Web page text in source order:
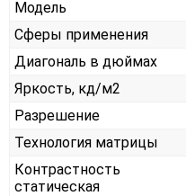
Модель
Сферы применения
Диагональ в дюймах
Яркость, кд/м2
Разрешение
Технология матрицы
Контрастность
статическая